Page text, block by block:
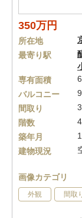
350万円
所在地
最寄り駅
専有面積
バルコニー
間取り
階数
築年月
建物現況
画像カテゴリ
外観 間取